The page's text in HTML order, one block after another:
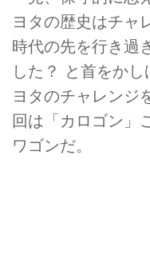
ヨタの歴史はチャ
時代の先を行き過
した？ と首をか
ヨタのチャレンジ
回は「カロゴン」
ワゴンだ。